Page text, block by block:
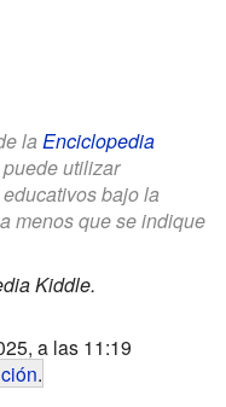
la Enciclopedia
utilizar
bajo la
a menos que se indique
Kiddle.
a las 11:19
.